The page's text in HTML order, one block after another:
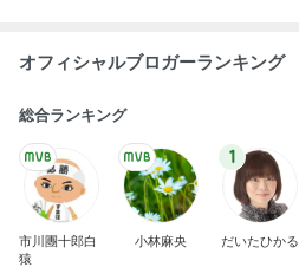
オフィシャルブロガーランキング
総合ランキング
市川團十郎白
猿
小林麻央
1
だいたひかる